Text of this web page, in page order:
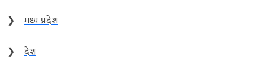
❯
मध्य प्रदेश
❯
देश